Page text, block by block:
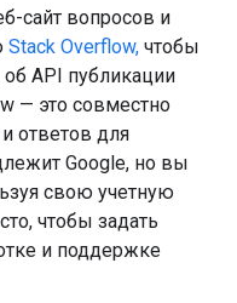
сайт вопросов и
Stack Overflow, чтобы
API публикации
— это совместно
ответов для
Google, но вы
свою учетную
чтобы задать
и поддержке